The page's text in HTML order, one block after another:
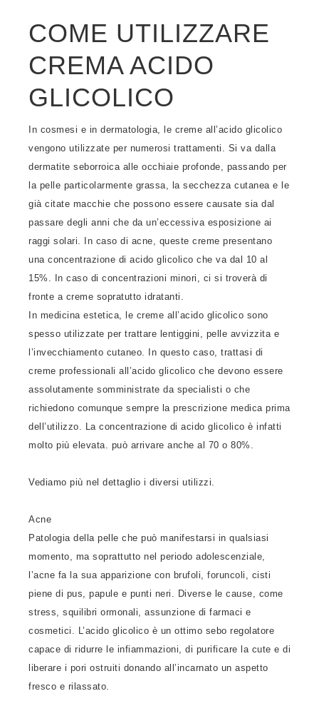
COME UTILIZZARE
CREMA ACIDO
GLICOLICO
In cosmesi e in dermatologia, le creme all’acido glicolico
vengono utilizzate per numerosi trattamenti. Si va dalla
dermatite seborroica alle occhiaie profonde, passando per
la pelle particolarmente grassa, la secchezza cutanea e le
già citate macchie che possono essere causate sia dal
passare degli anni che da un’eccessiva esposizione ai
raggi solari. In caso di acne, queste creme presentano
una concentrazione di acido glicolico che va dal 10 al
15%. In caso di concentrazioni minori, ci si troverà di
fronte a creme sopratutto idratanti.
In medicina estetica, le creme all’acido glicolico sono
spesso utilizzate per trattare lentiggini, pelle avvizzita e
l’invecchiamento cutaneo. In questo caso, trattasi di
creme professionali all’acido glicolico che devono essere
assolutamente somministrate da specialisti o che
richiedono comunque sempre la prescrizione medica prima
dell’utilizzo. La concentrazione di acido glicolico è infatti
molto più elevata. può arrivare anche al 70 o 80%.
Vediamo più nel dettaglio i diversi utilizzi.
Acne
Patologia della pelle che può manifestarsi in qualsiasi
momento, ma soprattutto nel periodo adolescenziale,
l’acne fa la sua apparizione con brufoli, foruncoli, cisti
piene di pus, papule e punti neri. Diverse le cause, come
stress, squilibri ormonali, assunzione di farmaci e
cosmetici. L’acido glicolico è un ottimo sebo regolatore
capace di ridurre le infiammazioni, di purificare la cute e di
liberare i pori ostruiti donando all’incarnato un aspetto
fresco e rilassato.